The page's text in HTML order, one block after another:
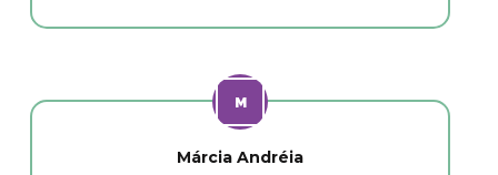
Márcia Andréia